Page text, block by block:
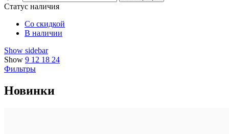
Статус наличия
Со скидкой
В наличии
Show sidebar
Show 9 12 18 24
Фильтры
Новинки